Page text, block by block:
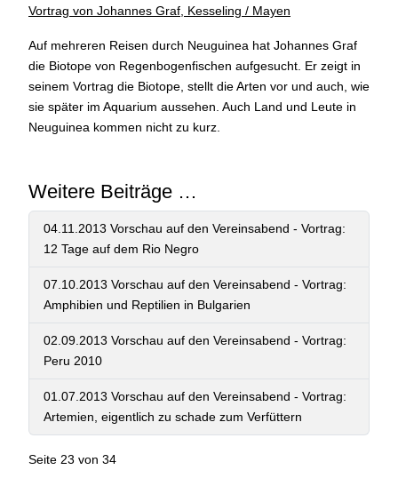
Vortrag von Johannes Graf, Kesseling / Mayen
Auf mehreren Reisen durch Neuguinea hat Johannes Graf
die Biotope von Regenbogenfischen aufgesucht. Er zeigt in
seinem Vortrag die Biotope, stellt die Arten vor und auch, wie
sie später im Aquarium aussehen. Auch Land und Leute in
Neuguinea kommen nicht zu kurz.
Weitere Beiträge …
04.11.2013 Vorschau auf den Vereinsabend - Vortrag:
12 Tage auf dem Rio Negro
07.10.2013 Vorschau auf den Vereinsabend - Vortrag:
Amphibien und Reptilien in Bulgarien
02.09.2013 Vorschau auf den Vereinsabend - Vortrag:
Peru 2010
01.07.2013 Vorschau auf den Vereinsabend - Vortrag:
Artemien, eigentlich zu schade zum Verfüttern
Seite 23 von 34